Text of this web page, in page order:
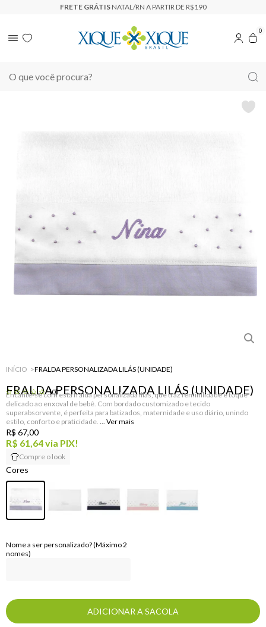
NATAL/RN A PARTIR DE R$190
0
INÍCIO FRALDA PERSONALIZADA LILÁS (UNIDADE)
FRALDA PERSONALIZADA LILÁS (UNIDADE)
(0)
Encante-se com esta fralda personalizada lilás, que traz feminilidade e toque
delicado ao enxoval de bebê. Com bordado customizado e tecido
superabsorvente, é perfeita para batizados, maternidade e uso diário, unindo
estilo, conforto e praticidade.
R$ 61,64via PIX!
R$ 67,00
Compre o look
Nome a ser personalizado? (Máximo 2
nomes)
ADICIONAR A SACOLA